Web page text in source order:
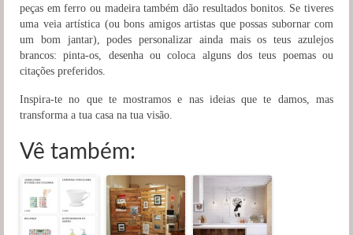
peças em ferro ou madeira também dão resultados bonitos. Se tiveres
uma veia artística (ou bons amigos artistas que possas subornar com
um bom jantar), podes personalizar ainda mais os teus azulejos
brancos: pinta-os, desenha ou coloca alguns dos teus poemas ou
citações preferidos.
Inspira-te no que te mostramos e nas ideias que te damos, mas
transforma a tua casa na tua visão.
Vê também: